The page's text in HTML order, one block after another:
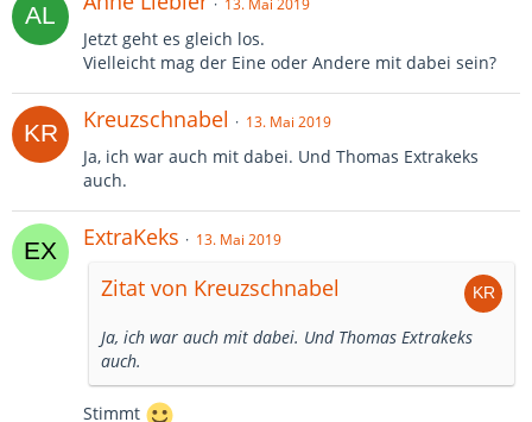
Jetzt geht es gleich los.
Vielleicht mag der Eine oder Andere mit dabei sein?
Kreuzschnabel 13. Mai 2019
Ja, ich war auch mit dabei. Und Thomas Extrakeks
auch.
ExtraKeks 13. Mai 2019
Zitat von Kreuzschnabel
Ja, ich war auch mit dabei. Und Thomas Extrakeks
auch.
Stimmt